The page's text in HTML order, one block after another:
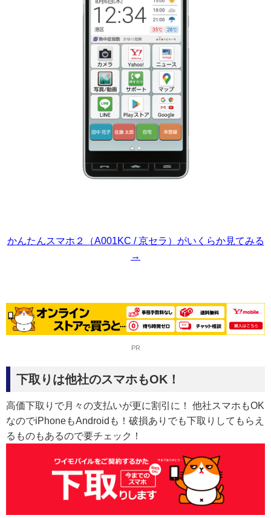
かんたんスマホ２（A001KC / 京セラ）がいくらか見てみる
→
PR
下取りは他社のスマホもOK！
高価下取りで月々の支払いが更に割引に！ 他社スマホもOK
なのでiPhoneもAndroidも！破損ありでも下取りしてもらえ
るものもあるので要チェック！